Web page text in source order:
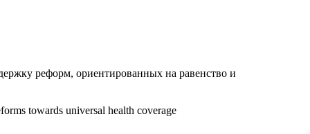
реформ, ориентированных на равенство и
towards universal health coverage